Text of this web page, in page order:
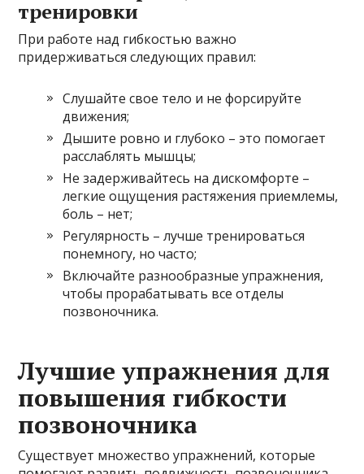
тренировки
При работе над гибкостью важно
придерживаться следующих правил:
Слушайте свое тело и не форсируйте
движения;
Дышите ровно и глубоко – это помогает
расслаблять мышцы;
Не задерживайтесь на дискомфорте –
легкие ощущения растяжения приемлемы,
боль – нет;
Регулярность – лучше тренироваться
понемногу, но часто;
Включайте разнообразные упражнения,
чтобы прорабатывать все отделы
позвоночника.
Лучшие упражнения для
повышения гибкости
позвоночника
Существует множество упражнений, которые